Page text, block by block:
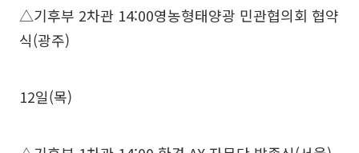
△기후부 2차관 14:00영농형태양광 민관협의회 협약
식(광주)
12일(목)